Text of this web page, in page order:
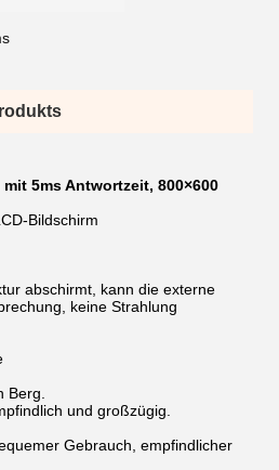
5ms Antwortzeit, 800×600
Bildschirm
abschirmt, kann die externe
keine Strahlung
Berg.
und großzügig.
Gebrauch, empfindlicher